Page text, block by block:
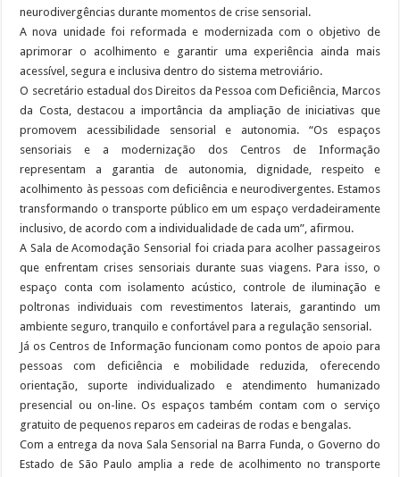
neurodivergências durante momentos de crise sensorial.
A nova unidade foi reformada e modernizada com o objetivo de
aprimorar o acolhimento e garantir uma experiência ainda mais
acessível, segura e inclusiva dentro do sistema metroviário.
O secretário estadual dos Direitos da Pessoa com Deficiência, Marcos
da Costa, destacou a importância da ampliação de iniciativas que
promovem acessibilidade sensorial e autonomia. “Os espaços
sensoriais e a modernização dos Centros de Informação
representam a garantia de autonomia, dignidade, respeito e
acolhimento às pessoas com deficiência e neurodivergentes. Estamos
transformando o transporte público em um espaço verdadeiramente
inclusivo, de acordo com a individualidade de cada um”, afirmou.
A Sala de Acomodação Sensorial foi criada para acolher passageiros
que enfrentam crises sensoriais durante suas viagens. Para isso, o
espaço conta com isolamento acústico, controle de iluminação e
poltronas individuais com revestimentos laterais, garantindo um
ambiente seguro, tranquilo e confortável para a regulação sensorial.
Já os Centros de Informação funcionam como pontos de apoio para
pessoas com deficiência e mobilidade reduzida, oferecendo
orientação, suporte individualizado e atendimento humanizado
presencial ou on-line. Os espaços também contam com o serviço
gratuito de pequenos reparos em cadeiras de rodas e bengalas.
Com a entrega da nova Sala Sensorial na Barra Funda, o Governo do
Estado de São Paulo amplia a rede de acolhimento no transporte